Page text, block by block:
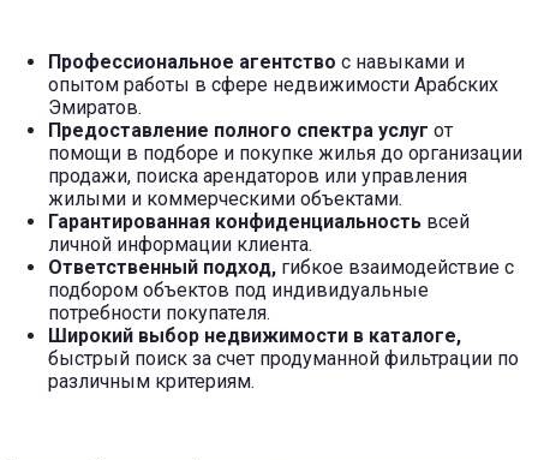
Профессиональное агентство с навыками и
опытом работы в сфере недвижимости Арабских
Эмиратов.
Предоставление полного спектра услуг от
помощи в подборе и покупке жилья до организации
продажи, поиска арендаторов или управления
жилыми и коммерческими объектами.
Гарантированная конфиденциальность всей
личной информации клиента.
Ответственный подход, гибкое взаимодействие с
подбором объектов под индивидуальные
потребности покупателя.
Широкий выбор недвижимости в каталоге,
быстрый поиск за счет продуманной фильтрации по
различным критериям.